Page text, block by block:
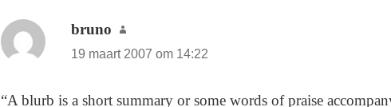
bruno schreef:
19 maart 2007 om 14:22
“A blurb is a short summary or some words of praise